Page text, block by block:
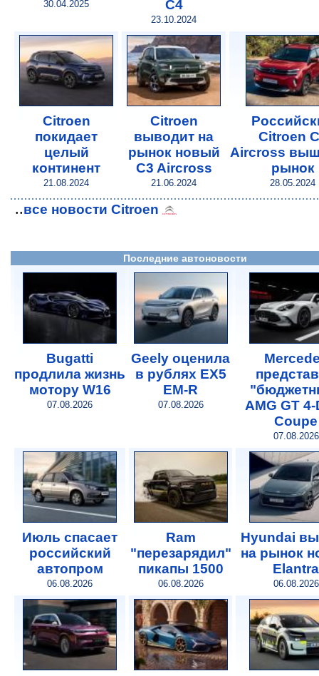
30.04.2025 C4
23.10.2024
Citroen
покидает
целый
континент
21.08.2024
Citroen
выводит на
рынок новый
C3 Aircross
21.06.2024
Citroen
Aircross
рынок
28.05.2024
..все новости Citroen
Последние автоновости
Bugatti
продлила жизнь
мотору W16
07.08.2026
Geely оценила
в рублях EX5
EM-R
07.08.2026
AMG GT
Coupe
07.08.2026
Июль спасает
российский
автопром
06.08.2026
Ram
"перезарядил"
пикапы 1500
06.08.2026
Hyundai
на рынок
Elantra
06.08.2026